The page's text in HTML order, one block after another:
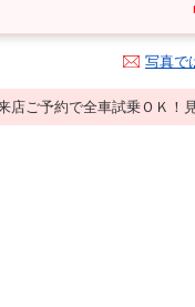
写真で
店ご予約で全車試乗ＯＫ！